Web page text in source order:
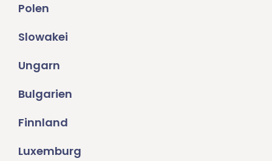
Polen
Slowakei
Ungarn
Bulgarien
Finnland
Luxemburg